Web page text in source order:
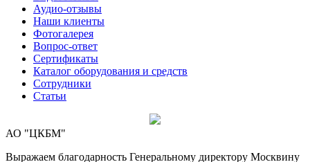
Аудио-отзывы
Наши клиенты
Фотогалерея
Вопрос-ответ
Сертификаты
Каталог оборудования и средств
Сотрудники
Статьи
АО "ЦКБМ"
Выражаем благодарность Генеральному директору Москвину